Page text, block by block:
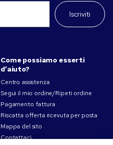
Iscriviti
Come possiamo esserti
d’aiuto?
Centro assistenza
Segui il mio ordine/Ripeti ordine
Pagamento fattura
Riscatta offerta ricevuta per posta
Mappa del sito
Contattaci